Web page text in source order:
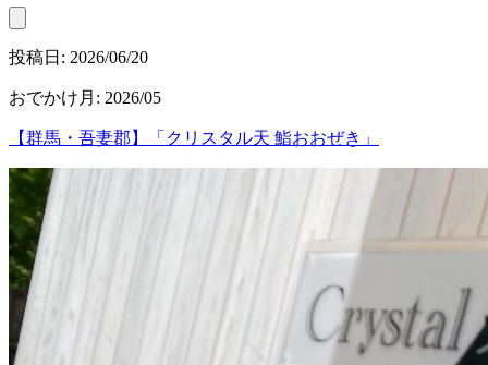
投稿日: 2026/06/20
おでかけ月 : 2026/05
【群馬・吾妻郡】「クリスタル天 鮨おおぜき」